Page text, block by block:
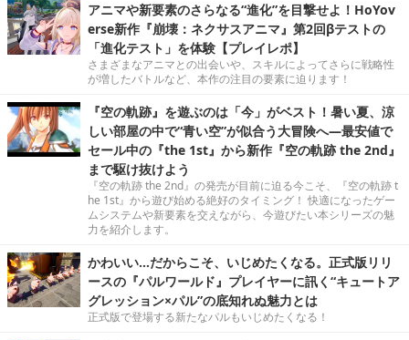
アニマや新要素のさらなる“進化”を目撃せよ！HoYov
erse新作『崩壊：ネクサスアニマ』第2回βテストの
「進化テスト」を体験【プレイレポ】
さまざまなアニマとの出会いや、スキルによってさらに戦略性
が増したバトルなど、本作の注目の要素に迫ります！
『空の軌跡』を遊ぶのは「今」がベスト！暑い夏、涼
しい部屋の中で“青い空”が似合う大冒険へ―最安値で
セール中の『the 1st』から新作『空の軌跡 the 2nd』
まで駆け抜けよう
『空の軌跡 the 2nd』の発売が目前に迫る今こそ、『空の軌跡 t
he 1st』から遊び始める絶好のタイミング！ 快適になったゲー
ムシステムや新要素を交えながら、今遊びたい本シリーズの魅
力を紹介します。
かわいい…だからこそ、いじめたくなる。正式版リリ
ースの『パルワールド』プレイヤーに訊く“キュートア
グレッション×パル”の底知れぬ魅力とは
正式版で登場する新たなパルもいじめたくなる！